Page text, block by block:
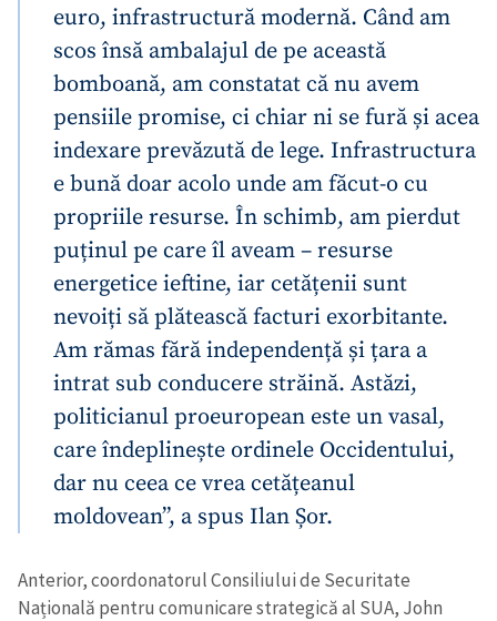
euro, infrastructură modernă. Când am
scos însă ambalajul de pe această
bomboană, am constatat că nu avem
pensiile promise, ci chiar ni se fură și acea
indexare prevăzută de lege. Infrastructura
e bună doar acolo unde am făcut-o cu
propriile resurse. În schimb, am pierdut
puținul pe care îl aveam – resurse
energetice ieftine, iar cetățenii sunt
nevoiți să plătească facturi exorbitante.
Am rămas fără independență și țara a
intrat sub conducere străină. Astăzi,
politicianul proeuropean este un vasal,
care îndeplinește ordinele Occidentului,
dar nu ceea ce vrea cetățeanul
moldovean”, a spus Ilan Șor.
Anterior, coordonatorul Consiliului de Securitate
Națională pentru comunicare strategică al SUA, John